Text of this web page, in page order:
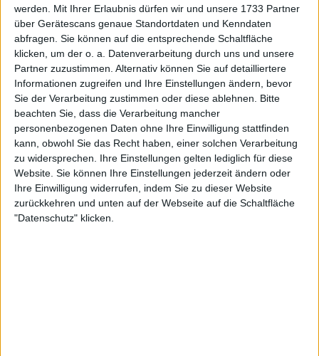
werden.
Mit Ihrer Erlaubnis dürfen wir und unsere 1733 Partner
über Gerätescans genaue Standortdaten und Kenndaten
abfragen. Sie können auf die entsprechende Schaltfläche
klicken, um der o. a. Datenverarbeitung durch uns und unsere
Partner zuzustimmen. Alternativ können Sie auf detailliertere
Informationen zugreifen und Ihre Einstellungen ändern, bevor
Sie der Verarbeitung zustimmen oder diese ablehnen.
Bitte
beachten Sie, dass die Verarbeitung mancher
personenbezogenen Daten ohne Ihre Einwilligung stattfinden
kann, obwohl Sie das Recht haben, einer solchen Verarbeitung
zu widersprechen. Ihre Einstellungen gelten lediglich für diese
Website. Sie können Ihre Einstellungen jederzeit ändern oder
Ihre Einwilligung widerrufen, indem Sie zu dieser Website
zurückkehren und unten auf der Webseite auf die Schaltfläche
"Datenschutz" klicken.